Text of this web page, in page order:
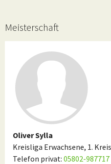
Meisterschaft
Oliver Sylla
Kreisliga Erwachsene, 1.
Telefon privat: 05802-987717